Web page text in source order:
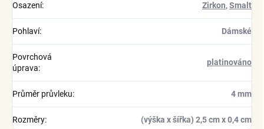
Osazení: Zirkon,Smalt
Pohlaví: Dámské
Povrchová
úprava:
platinováno
Průměr průvleku: 4 mm
Rozměry: (výška x šířka) 2,5 cm x 0,4 cm